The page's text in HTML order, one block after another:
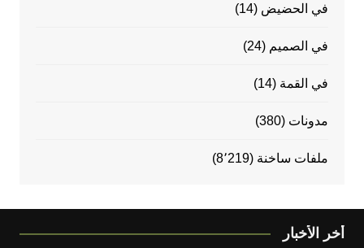
في الحضيض (14)
في الصميم (24)
في القمة (14)
مدونات (380)
ملفات ساخنة (8٬219)
أخر الأخبار